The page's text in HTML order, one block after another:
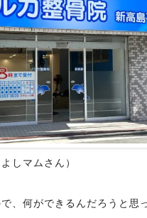
しマムさん）
、何ができるんだろうと思